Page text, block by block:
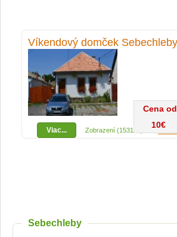
Víkendový domček Sebechleby
Cena od
10€
Viac... Zobrazení (15317x)
Sebechleby